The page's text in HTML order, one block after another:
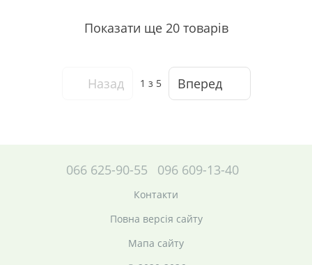
Показати ще 20 товарів
Назад 1 з 5 Вперед
066 625-90-55 096 609-13-40
Контакти
Повна версія сайту
Мапа сайту